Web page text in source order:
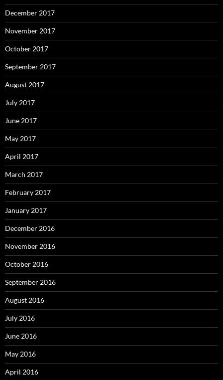
December 2017
November 2017
October 2017
September 2017
August 2017
July 2017
June 2017
May 2017
April 2017
March 2017
February 2017
January 2017
December 2016
November 2016
October 2016
September 2016
August 2016
July 2016
June 2016
May 2016
April 2016